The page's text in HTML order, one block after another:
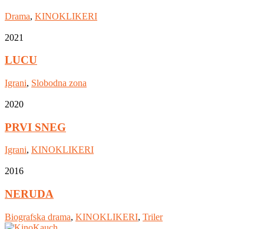
Drama, KINOKLIKERI
2021
LUCU
Igrani, Slobodna zona
2020
PRVI SNEG
Igrani, KINOKLIKERI
2016
NERUDA
Biografska drama, KINOKLIKERI, Triler